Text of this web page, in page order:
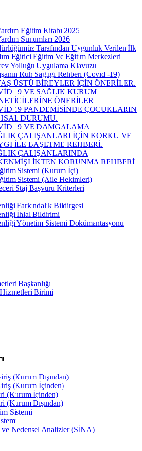
Eğitim Kitabı 2025
Sunumları 2026
Tarafından Uygunluk Verilen İlk
Eğitici Eğitim Ve Eğitim Merkezleri
Yolluğu Uygulama Klavuzu
Ruh Sağlığı Rehberi (Covid -19)
ÜSTÜ BİREYLER İÇİN ÖNERİLER.
19 VE SAĞLIK KURUM
ÖNERİLER
19 PANDEMİSİNDE ÇOCUKLARIN
DURUMU.
19 VE DAMGALAMA
ÇALIŞANLARI İÇİN KORKU VE
İLE BAŞETME REHBERİ.
ÇALIŞANLARINDA
KORUNMA REHBERİ
Sistemi (Kurum İçi)
Sistemi (Aile Hekimleri)
Staj Başvuru Kriterleri
Farkındalık Bildirgesi
İhlal Bildirimi
Yönetim Sistemi Dokümantasyonu
Başkanlığı
Birimi
(Kurum Dışından)
(Kurum İçinden)
(Kurum İçinden)
(Kurum Dışından)
Sistemi
ve Nedensel Analizler (SİNA)